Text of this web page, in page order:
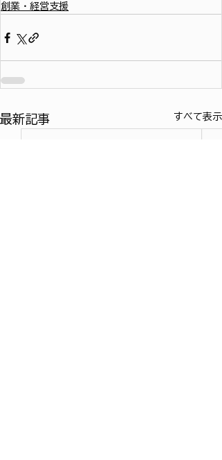
創業・経営支援
最新記事 すべて表示